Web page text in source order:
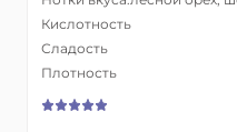
Кислотность
Сладость
Плотность